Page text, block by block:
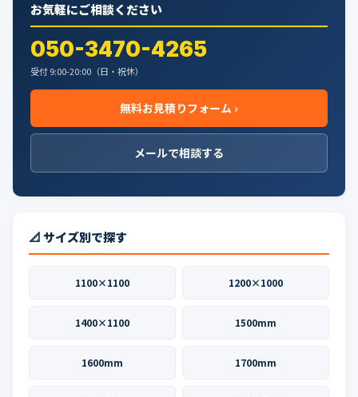
お気軽にご相談ください
050-3470-4265
受付 9:00-20:00（日・祝休）
無料お見積りフォーム ›
メールで相談する
📐 サイズ別で探す
1100×1100 1200×1000
1400×1100 1500mm
1600mm 1700mm